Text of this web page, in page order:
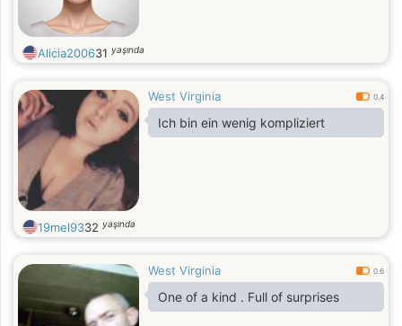
Alicia200631 yaşında
West Virginia 0.4
Ich bin ein wenig kompliziert
19mel9332 yaşında
West Virginia 0.6
One of a kind . Full of surprises